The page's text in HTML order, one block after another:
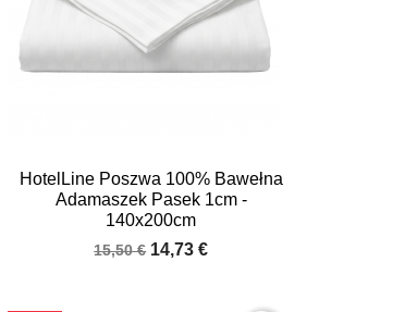
HotelLine Poszwa 100% Bawełna
Adamaszek Pasek 1cm -
140x200cm
15,50 € 14,73 €
Quick view